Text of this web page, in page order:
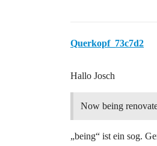
Querkopf_73c7d2
Hallo Josch
Now being
„being“ ist ein sog.